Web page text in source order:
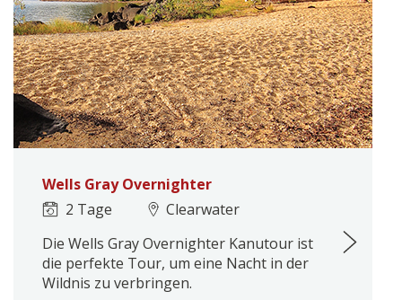
Wells Gray Overnighter
2 Tage
Clearwater
Die Wells Gray Overnighter Kanutour ist
die perfekte Tour, um eine Nacht in der
Wildnis zu verbringen.